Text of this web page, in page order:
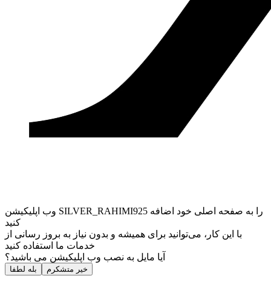
وب ‌اپلیکیشن SILVER_RAHIMI925 را به صفحه اصلی خود اضافه
کنید
با این کار، می‌توانید برای همیشه و بدون نیاز به بروز ‌رسانی از
خدمات ما استفاده کنید
آیا مایل به نصب وب اپلیکیشن می باشید؟
بله لطفا خیر متشکرم